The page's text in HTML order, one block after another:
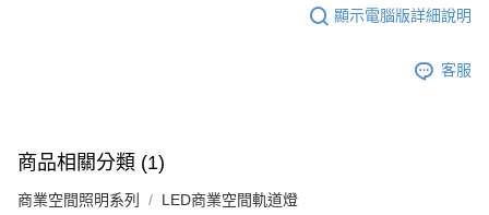
顯示電腦版詳細說明
客服
商品相關分類 (1)
商業空間照明系列 LED商業空間軌道燈